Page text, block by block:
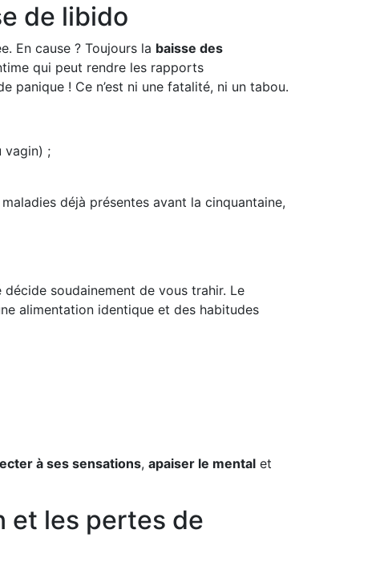
de libido
En cause ? Toujours la baisse des
qui peut rendre les rapports
! Ce n’est ni une fatalité, ni un tabou.
vagin) ;
déjà présentes avant la cinquantaine,
soudainement de vous trahir. Le
alimentation identique et des habitudes
à ses sensations, apaiser le mental et
et les pertes de